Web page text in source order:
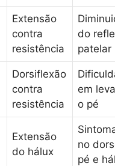
Extensão
contra
resistência
do
patelar
Dorsiflexão
contra
resistência
em
o pé
Extensão
do hálux
no
pé e